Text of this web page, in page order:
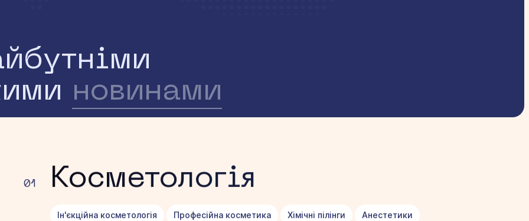
новинами
01 Косметологія
Ін'єкційна косметологія Професійна косметика Хімічні пілінги Анестетики